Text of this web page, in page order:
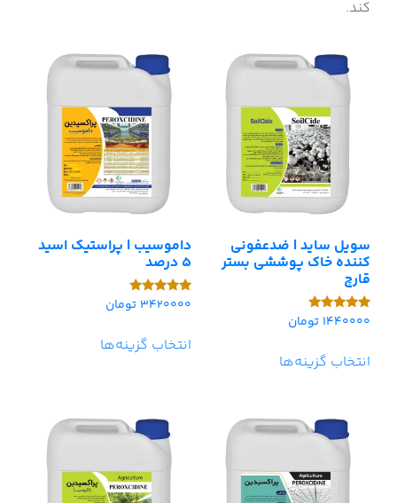
کند.
سویل ساید | ضدعفونی
کننده خاک پوششی بستر
قارچ
امتیاز
1440000 تومان
انتخاب گزینه‌ها
داموسیب | پراستیک اسید
5 درصد
امتیاز
3420000 تومان
انتخاب گزینه‌ها